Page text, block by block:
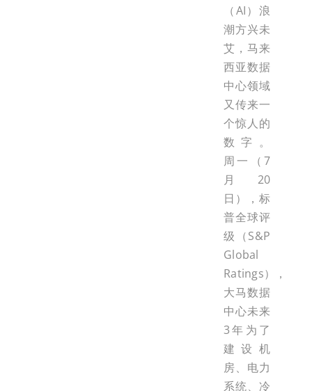
（AI）浪
潮方兴未
艾，马来
西亚数据
中心领域
又传来一
个惊人的
数字。
周一（7
月20
日），标
普全球评
级（S&P
Global
Ratings），
大马数据
中心未来
3年为了
建设机
房、电力
系统、冷